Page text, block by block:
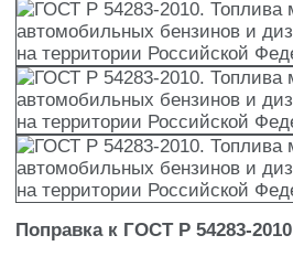
Поправка к ГОСТ Р 54283-2010